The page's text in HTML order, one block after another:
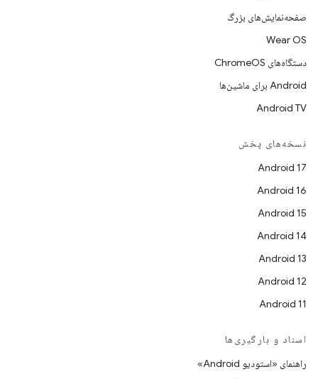
صفحه‌نمایش‌های بزرگ
Wear OS
دستگاه‌های ChromeOS
Android برای ماشین‌ها
Android TV
نسخه‌های پخش
Android 17
Android 16
Android 15
Android 14
Android 13
Android 12
Android 11
اسناد و بارگیری‌ها
راهنمای «استودیو Android»